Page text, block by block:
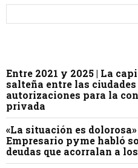
Entre 2021 y 2025 | La
salteña entre las
autorizaciones para la
privada
«La situación es dolorosa»
Empresario pyme habló
deudas que acorralan a